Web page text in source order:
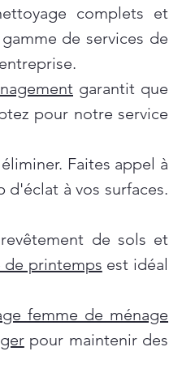
complets et
de services de
garantit que
pour notre service
Faites appel à
à vos surfaces.
de sols et
de printemps est idéal
femme de ménage
pour maintenir des